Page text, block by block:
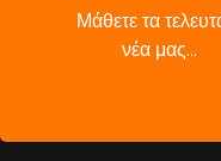
Μάθετε τα
νέα μας…